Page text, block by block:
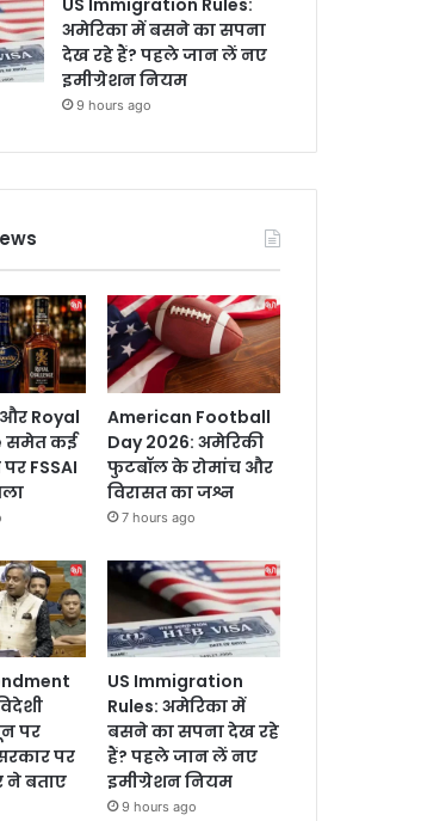
US Immigration Rules:
अमेरिका में बसने का सपना
देख रहे हैं? पहले जान लें नए
इमीग्रेशन नियम
9 hours ago
Royal
समेत कई
पर FSSAI
American Football
Day 2026: अमेरिकी
फुटबॉल के रोमांच और
विरासत का जश्न
7 hours ago
पर
पर
ने बताए
US Immigration
Rules: अमेरिका में
बसने का सपना देख रहे
हैं? पहले जान लें नए
इमीग्रेशन नियम
9 hours ago